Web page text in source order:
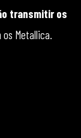
transmitir os
os Metallica.